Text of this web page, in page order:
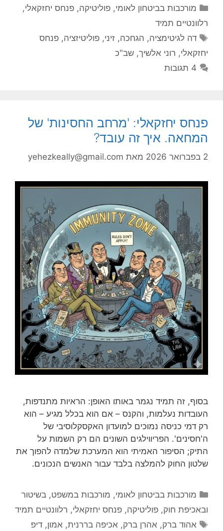
קטגוריות
מורכבות בביטחון לאומי,פוליטיקה,פנחס יחזקאלי,
רלוונטיים תמיד
תגיות
דה לגיטימציה, הגחכה,זיני,פוליטיזציה,פנחס
יחזקאלי, רוני אלשיך, שב"כ
4 תגובות
פנחס יחזקאלי: 'מרחב החסינות' של
המחאה. איך זה עובד?
2 בפברואר 2026 מאת yehezkeally@gmail.com
בסוף, זה תמיד נגמר באותו האופן: הראיות מתנדפות,
העובדות נעלמות, והקנס – אם הוא בכלל מגיע – הוא
רק דמי כניסה נמוכים למועדון האקסקלוסיבי של
ה'חסינים'. הפריווילגים השונים הם רק השמות על
התיק; הסיפור האמיתי הוא המערכת שלמדה להפוך את
שלטון החוק להמלצה בלבד עבור האנשים הנכונים.
קטגוריות
מורכבות בביטחון לאומי, מורכבות במשפט, בשיטור
ובאכיפת חוק, פוליטיקה, פנחס יחזקאלי, רלוונטיים תמיד
תגיות
אהוד ברק, אהרן ברק, אכיפה בררנית, אמון,דיפ